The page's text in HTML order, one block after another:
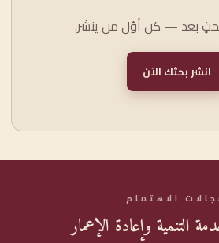
بعد — كن أوّل من ينشر.
انشر بحثك الآن
الاهتمام
التنمية وإعادة الإعمار